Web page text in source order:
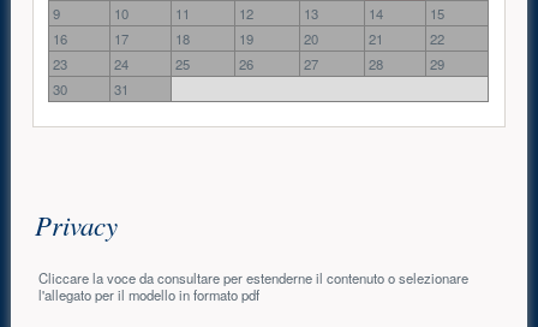
9
10 11 12 13 14
15
16
17 18 19 20 21
22
23
24 25 26 27 28
29
30
31
Privacy
Cliccare la voce da consultare per estenderne il contenuto o selezionare
l'allegato per il modello in formato pdf